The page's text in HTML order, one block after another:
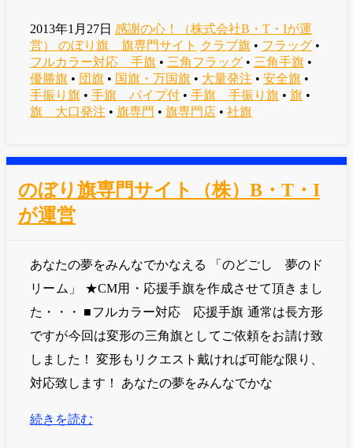
2013年1月27日 感謝の心！（株式会社B・T・Iが運
営） のぼり旗 旗専門サイト クラブ旗 • フラッグ •
フルカラー対応 手旗 • 三角フラッグ • 三角手旗 •
優勝旗 • 団旗 • 国旗・万国旗 • 大量発注 • 安全旗 •
手振り旗 • 手旗 パイプ付 • 手旗 手振り旗 • 旗 •
旗 大口発注 • 旗専門 • 旗専門店 • 社旗
のぼり旗専門サイト（株）B・T・I
が運営
あなたの夢をみんなでかなえる 「のどごし 夢のド
リーム」 ★CM用・応援手旗を作成させて頂きまし
た・・・ ■フルカラー対応 応援手旗 通常は長方形
ですが今回は変形の三角旗としてご依頼をお請け致
しました！ 変形もリクエスト戴ければ可能な限り、
対応致します！ あなたの夢をみんなでかな
続きを読む